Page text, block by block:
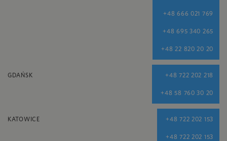
+48 666 021 769
+48 695 340 265
+48 22 820 20 20
GDAŃSK +48 722 202 218
+48 58 760 30 20
KATOWICE +48 722 202 153
+48 722 202 153